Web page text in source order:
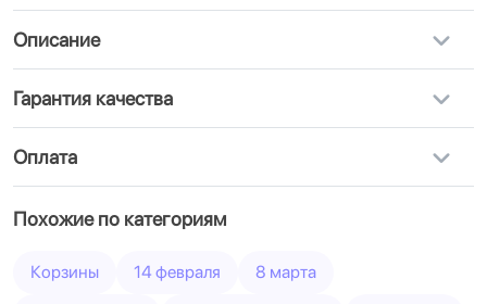
Описание
Гарантия качества
Оплата
Похожие по категориям
Корзины 14 февраля 8 марта